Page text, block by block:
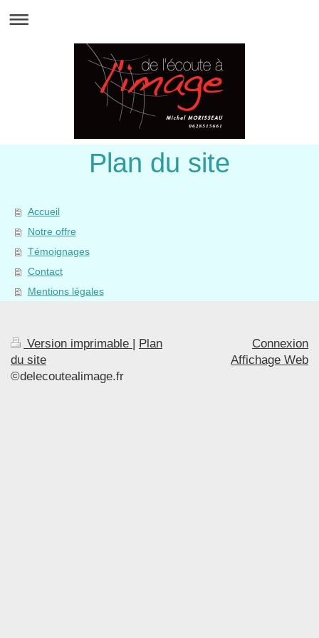
Plan du site
Accueil
Notre offre
Témoignages
Contact
Mentions légales
Version imprimable
Plan
du site
©delecoutealimage.fr
Connexion
Affichage Web